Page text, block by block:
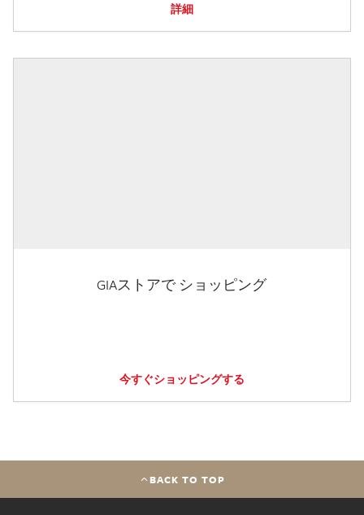
詳細
GIAストアで ショッピング
今すぐショッピングする
BACK TO TOP